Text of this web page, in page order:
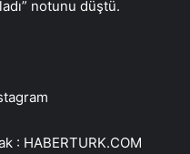
notunu düştü.
: HABERTURK.COM